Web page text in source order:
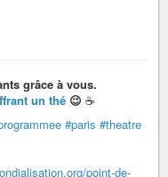
grâce à vous.
un thé 😉 ☕
#paris #theatre
point-de-